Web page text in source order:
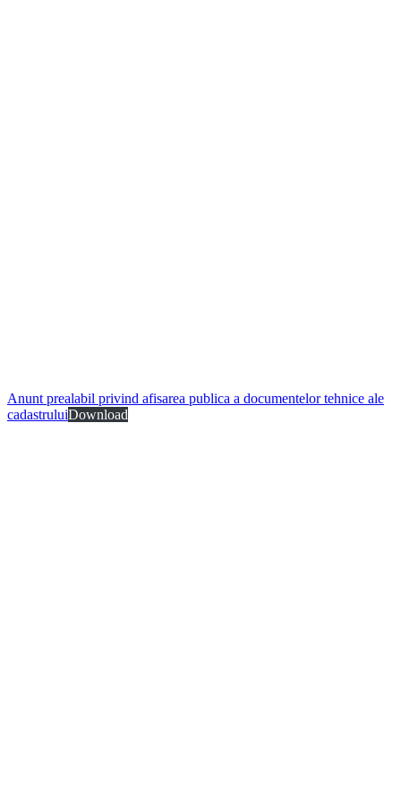
Anunt prealabil privind afisarea publica a documentelor tehnice ale
cadastruluiDownload